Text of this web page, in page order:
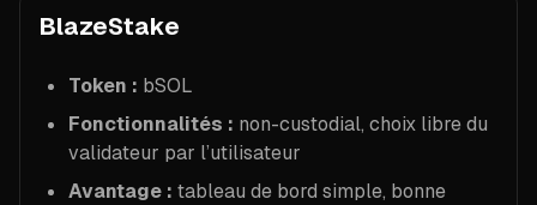
BlazeStake
Token : bSOL
Fonctionnalités : non-custodial, choix libre du
validateur par l’utilisateur
Avantage : tableau de bord simple, bonne